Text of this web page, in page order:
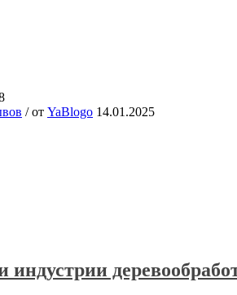
/от YaBlogo 14.01.2025